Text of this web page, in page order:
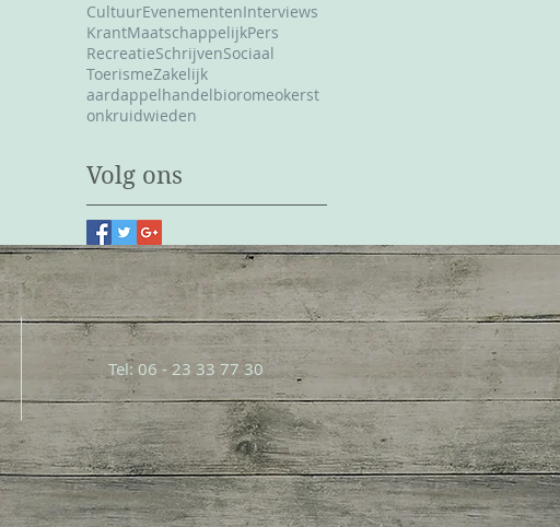
CultuurEvenementenInterviews
KrantMaatschappelijkPers
RecreatieSchrijvenSociaal
ToerismeZakelijk
aardappelhandelbioromeokerst
onkruidwieden
Volg ons
Tel: 06 - 23 33 77 30